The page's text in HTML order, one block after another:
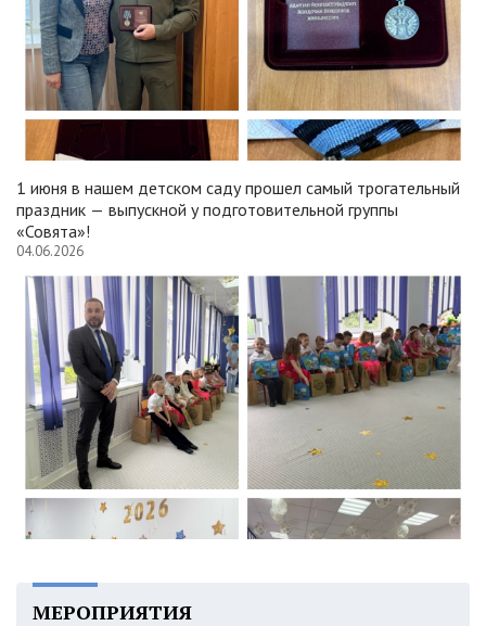
1 июня в нашем детском саду прошел самый трогательный
праздник — выпускной у подготовительной группы
«Совята»!
04.06.2026
МЕРОПРИЯТИЯ